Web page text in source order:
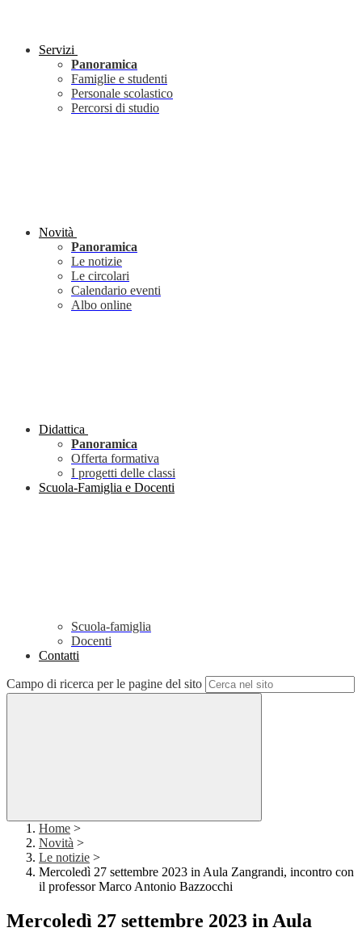
Servizi
Panoramica
Famiglie e studenti
Personale scolastico
Percorsi di studio
Novità
Panoramica
Le notizie
Le circolari
Calendario eventi
Albo online
Didattica
Panoramica
Offerta formativa
I progetti delle classi
Scuola-Famiglia e Docenti
Scuola-famiglia
Docenti
Contatti
Campo di ricerca per le pagine del sito
Home >
Novità >
Le notizie >
Mercoledì 27 settembre 2023 in Aula Zangrandi, incontro con
il professor Marco Antonio Bazzocchi
Mercoledì 27 settembre 2023 in Aula